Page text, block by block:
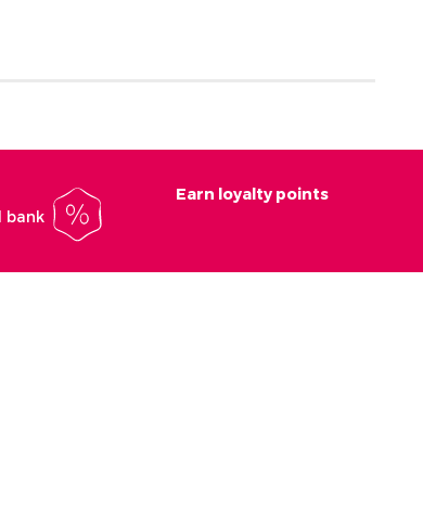
bank
Earn loyalty points